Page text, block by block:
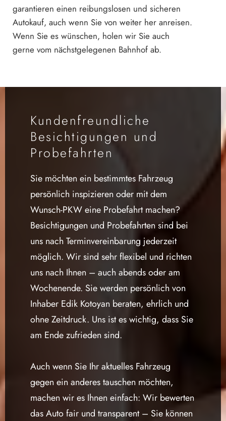
garantieren einen reibungslosen und sicheren
Autokauf, auch wenn Sie von weiter her anreisen.
Wenn Sie es wünschen, holen wir Sie auch
gerne vom nächstgelegenen Bahnhof ab.
Kundenfreundliche
Besichtigungen und
Probefahrten
Sie möchten ein bestimmtes Fahrzeug
persönlich inspizieren oder mit dem
Wunsch-PKW eine Probefahrt machen?
Besichtigungen und Probefahrten sind bei
uns nach Terminvereinbarung jederzeit
möglich. Wir sind sehr flexibel und richten
uns nach Ihnen – auch abends oder am
Wochenende. Sie werden persönlich von
Inhaber Edik Kotoyan beraten, ehrlich und
ohne Zeitdruck. Uns ist es wichtig, dass Sie
am Ende zufrieden sind.
Auch wenn Sie Ihr aktuelles Fahrzeug
gegen ein anderes tauschen möchten,
machen wir es Ihnen einfach: Wir bewerten
das Auto fair und transparent – Sie können